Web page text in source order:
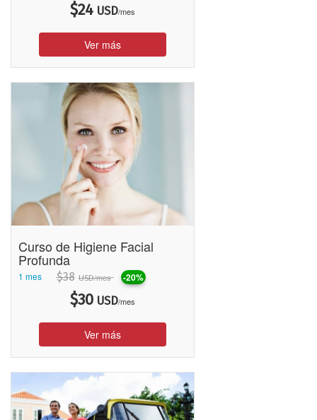
$24 USD/mes
Ver más
Curso de Higiene Facial
Profunda
1 mes $38 USD/mes -20%
$30 USD/mes
Ver más